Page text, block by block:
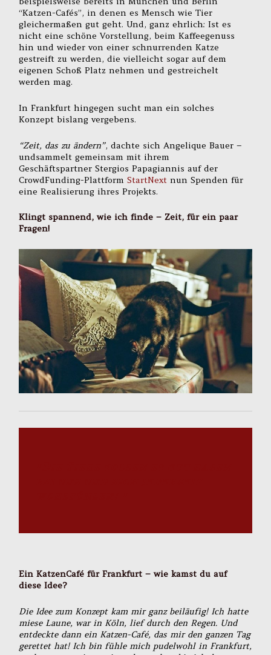
“Katzen-Cafés”, in denen es Mensch wie Tier
gleichermaßen gut geht. Und, ganz ehrlich: Ist es
nicht eine schöne Vorstellung, beim Kaffeegenuss
hin und wieder von einer schnurrenden Katze
gestreift zu werden, die vielleicht sogar auf dem
eigenen Schoß Platz nehmen und gestreichelt
werden mag.
In Frankfurt hingegen sucht man ein solches
Konzept bislang vergebens.
“Zeit, das zu ändern”, dachte sich Angelique Bauer –
undsammelt gemeinsam mit ihrem
Geschäftspartner Stergios Papagiannis auf der
CrowdFunding-PlattformStartNext nun Spenden für
eine Realisierung ihres Projekts.
Klingt spannend, wie ich finde – Zeit, für ein paar
Fragen!
Ein KatzenCafé für Frankfurt – wie kamst du auf
diese Idee?
Die Idee zum Konzept kam mir ganz beiläufig! Ich hatte
miese Laune, war in Köln, lief durch den Regen. Und
entdeckte dann ein Katzen-Café, das mir den ganzen Tag
gerettet hat! Ich bin fühle mich pudelwohl in Frankfurt,